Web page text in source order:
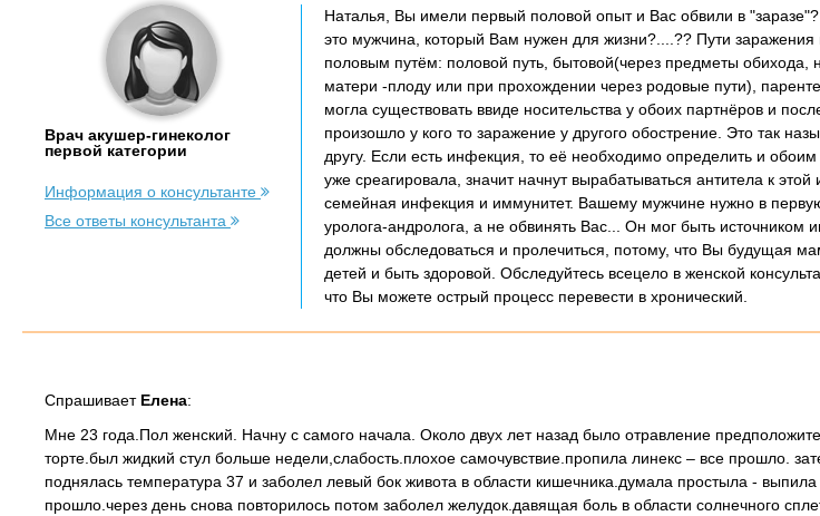
Врач акушер-гинеколог
первой категории
Информация о консультанте
Все ответы консультанта
Наталья, Вы имели первый половой опыт и Вас обвили в
это мужчина, который Вам нужен для жизни?....?? Пути
половым путём: половой путь, бытовой(через предметы обихода,
матери -плоду или при прохождении через родовые пути),
могла существовать ввиде носительства у обоих партнёров и
произошло у кого то заражение у другого обострение. Это так
другу. Если есть инфекция, то её необходимо определить и
уже среагировала, значит начнут вырабатываться антитела к
семейная инфекция и иммунитет. Вашему мужчине нужно в
уролога-андролога, а не обвинять Вас... Он мог быть
должны обследоваться и пролечиться, потому, что Вы будущая
детей и быть здоровой. Обследуйтесь всецело в женской
что Вы можете острый процесс перевести в хронический.
Спрашивает Елена:
Мне 23 года.Пол женский. Начну с самого начала. Около двух лет назад было отравление
торте.был жидкий стул больше недели,слабость.плохое самочувствие.пропила линекс – все прошло.
поднялась температура 37 и заболел левый бок живота в области кишечника.думала простыла -
прошло.через день снова повторилось потом заболел желудок.давящая боль в области солнечного